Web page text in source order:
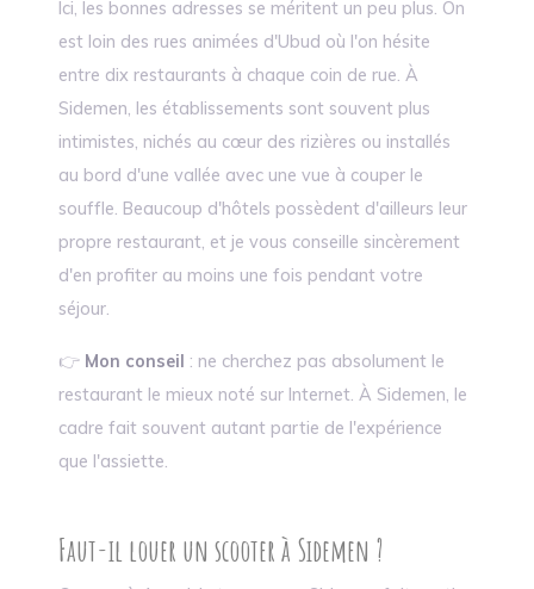
Ici, les bonnes adresses se méritent un peu plus. On
est loin des rues animées d'Ubud où l'on hésite
entre dix restaurants à chaque coin de rue. À
Sidemen, les établissements sont souvent plus
intimistes, nichés au cœur des rizières ou installés
au bord d'une vallée avec une vue à couper le
souffle. Beaucoup d'hôtels possèdent d'ailleurs leur
propre restaurant, et je vous conseille sincèrement
d'en profiter au moins une fois pendant votre
séjour.
👉 Mon conseil : ne cherchez pas absolument le
restaurant le mieux noté sur Internet. À Sidemen, le
cadre fait souvent autant partie de l'expérience
que l'assiette.
Faut-il louer un scooter à Sidemen ?